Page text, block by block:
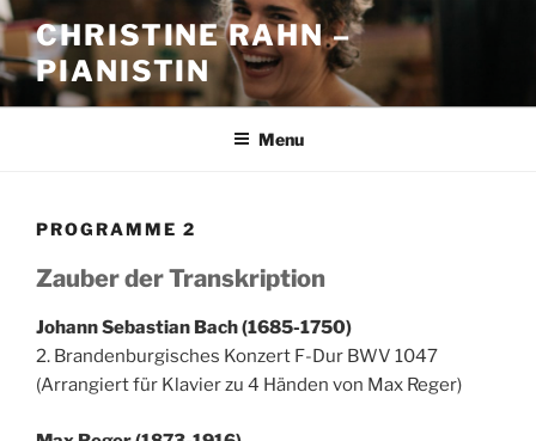
Skip
content
CHRISTINE RAHN –
PIANISTIN
Menu
PROGRAMME 2
Zauber der Transkription
Johann Sebastian Bach (1685-1750)
2. Brandenburgisches Konzert F-Dur BWV 1047
(Arrangiert für Klavier zu 4 Händen von Max Reger)